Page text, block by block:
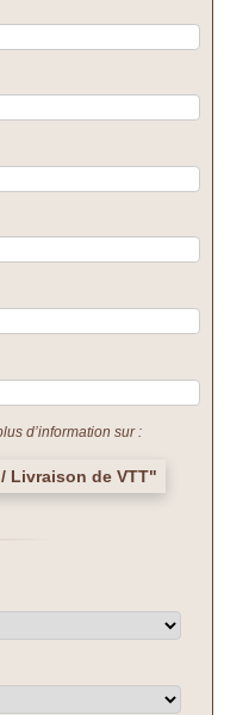
d’information sur :
Livraison de VTT"